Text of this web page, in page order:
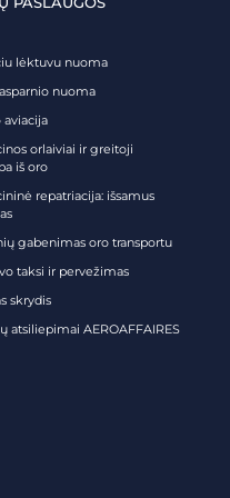
lėktuvu nuoma
nuoma
aviacija
orlaiviai ir greitoji
iš oro
repatriacija: išsamus
gabenimas oro transportu
taksi ir pervežimas
skrydis
atsiliepimai AEROAFFAIRES